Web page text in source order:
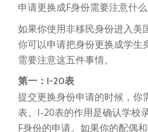
申请更换成F身份需要注意什么
如果你使用非移民身份进入美
你可以申请把身份更换成学生
需要注意这五件事情。
第一：I-20表
提交更换身份申请的时候，你
表。I-20表的作用是确认学校
F身份的申请。如果你的配偶